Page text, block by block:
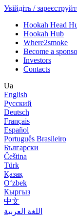
Увійдіть /
Hookah Head
Hookah Hub
Where2smoke
Become a
Investors
Contacts
Ua
English
Русский
Deutsch
Français
Español
Português Brasileiro
Български
Čeština
Türk
Қазақ
Оʻzbek
Кыргыз
中文
اللغة العربية